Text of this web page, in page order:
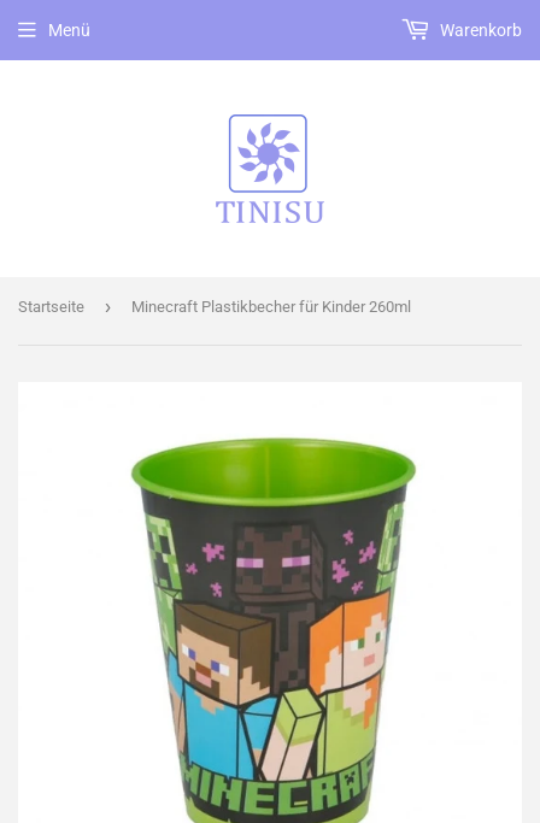
Menü Warenkorb
Startseite › Minecraft Plastikbecher für Kinder 260ml